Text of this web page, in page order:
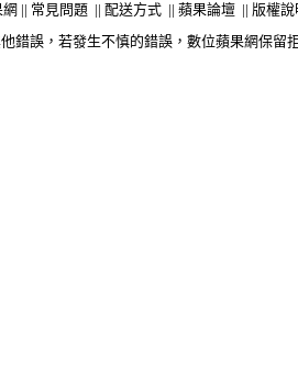
網 || 常見問題 || 配送方式 || 蘋果論壇 || 版權說
錯誤，若發生不慎的錯誤，數位蘋果網保留